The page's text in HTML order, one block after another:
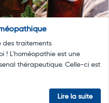
des traitements
! L'homéopathie est une
thérapeutique. Celle-ci est
Lire la suite